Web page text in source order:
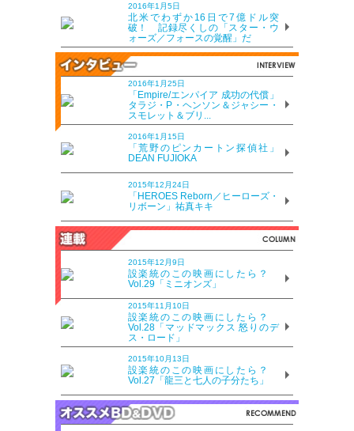
2016年1月5日
北米でわずか16日で7億ドル突
破！ 記録尽くしの「スター・ウ
ォーズ／フォースの覚醒」だ
2016年1月25日
「Empire/エンパイア 成功の代償」
タラジ・P・ヘンソン＆ジャシー・
スモレット＆ブリ...
2016年1月15日
「荒野のピンカートン探偵社」
DEAN FUJIOKA
2015年12月24日
「HEROES Reborn／ヒーローズ・
リボーン」祐真キキ
2015年12月9日
設楽統のこの映画にしたら？
Vol.29「ミニオンズ」
2015年11月10日
設楽統のこの映画にしたら？
Vol.28「マッドマックス 怒りのデ
ス・ロード」
2015年10月13日
設楽統のこの映画にしたら？
Vol.27「龍三と七人の子分たち」